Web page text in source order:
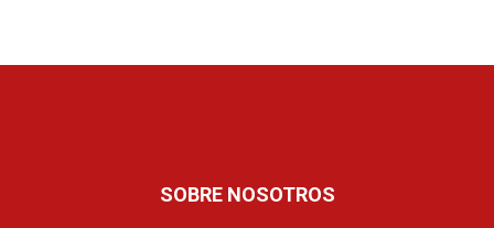
SOBRE NOSOTROS